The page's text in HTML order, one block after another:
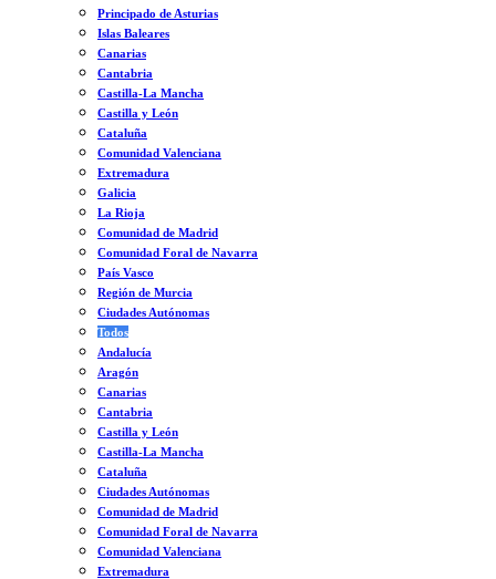
Principado de Asturias
Islas Baleares
Canarias
Cantabria
Castilla-La Mancha
Castilla y León
Cataluña
Comunidad Valenciana
Extremadura
Galicia
La Rioja
Comunidad de Madrid
Comunidad Foral de Navarra
País Vasco
Región de Murcia
Ciudades Autónomas
Todos
Andalucía
Aragón
Canarias
Cantabria
Castilla y León
Castilla-La Mancha
Cataluña
Ciudades Autónomas
Comunidad de Madrid
Comunidad Foral de Navarra
Comunidad Valenciana
Extremadura